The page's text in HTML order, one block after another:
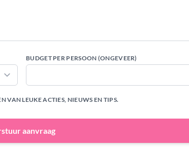
BUDGET PER PERSOON (ONGEVEER)
VAN LEUKE ACTIES, NIEUWS EN TIPS.
aanvraag